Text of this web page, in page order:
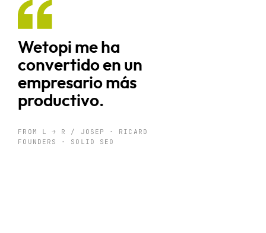
Wetopi me ha
convertido en un
empresario más
productivo.
FROM L → R / JOSEP · RICARD
FOUNDERS · SOLID SEO